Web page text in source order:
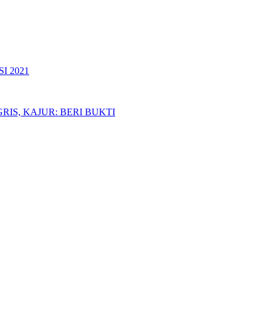
2021
KAJUR: BERI BUKTI